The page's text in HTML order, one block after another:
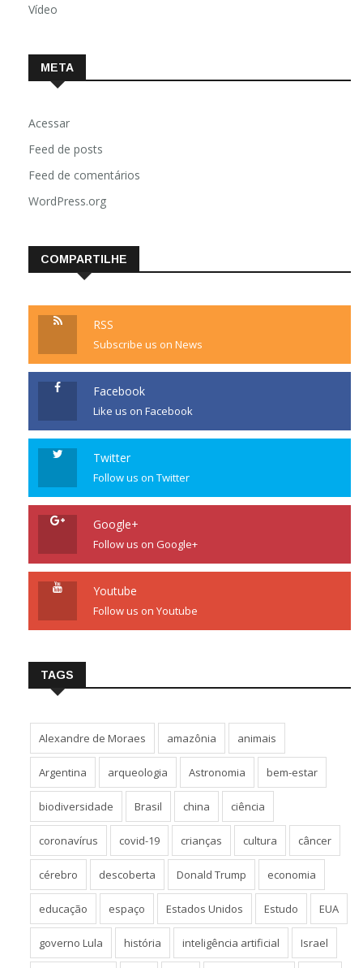
Vídeo
META
Acessar
Feed de posts
Feed de comentários
WordPress.org
COMPARTILHE
RSS
Subscribe us on News
Facebook
Like us on Facebook
Twitter
Follow us on Twitter
Google+
Follow us on Google+
Youtube
Follow us on Youtube
TAGS
Alexandre de Moraes amazônia animais
Argentina arqueologia Astronomia bem-estar
biodiversidade Brasil china ciência
coronavírus covid-19 crianças cultura câncer
cérebro descoberta Donald Trump economia
educação espaço Estados Unidos Estudo EUA
governo Lula história inteligência artificial Israel